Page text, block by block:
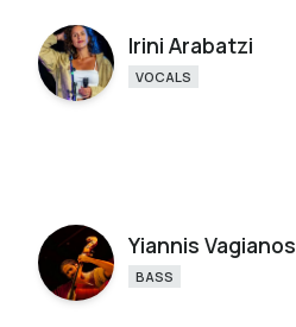
Irini Arabatzi
VOCALS
Yiannis Vagianos
BASS